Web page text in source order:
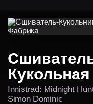
Innistrad: Midnight
Simon Dominic